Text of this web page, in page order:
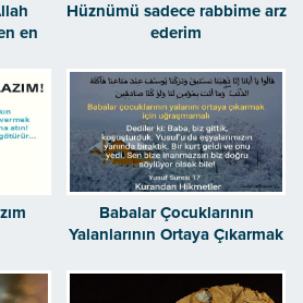
en
Hüznümü sadece rabbime arz
ederim
Babalar Çocuklarının
Yalanlarının Ortaya Çıkarmak